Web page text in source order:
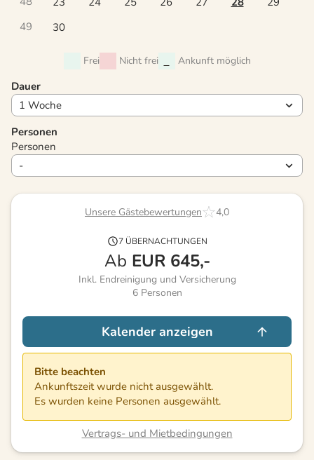
49
30
Frei Nicht frei Ankunft möglich
Dauer
Personen
Personen
Unsere Gästebewertungen 4,0
7 ÜBERNACHTUNGEN
Ab EUR 645,-
Inkl. Endreinigung und Versicherung
6 Personen
Kalender anzeigen
Bitte beachten
Ankunftszeit wurde nicht ausgewählt.
Es wurden keine Personen ausgewählt.
Vertrags- und Mietbedingungen